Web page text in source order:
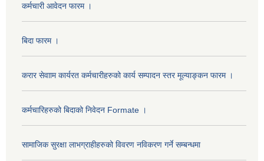
कर्मचारी आवेदन फारम ।
बिदा फारम ।
करार सेवााम कार्यरत कर्मचारीहरुको कार्य सम्पादन स्तर मूल्याङ्कन फारम ।
कर्मचारिहरुको बिदाको निवेदन Formate ।
सामाजिक सुरक्षा लाभग्राहीहरुको विवरण नविकरण गर्ने सम्बन्धमा